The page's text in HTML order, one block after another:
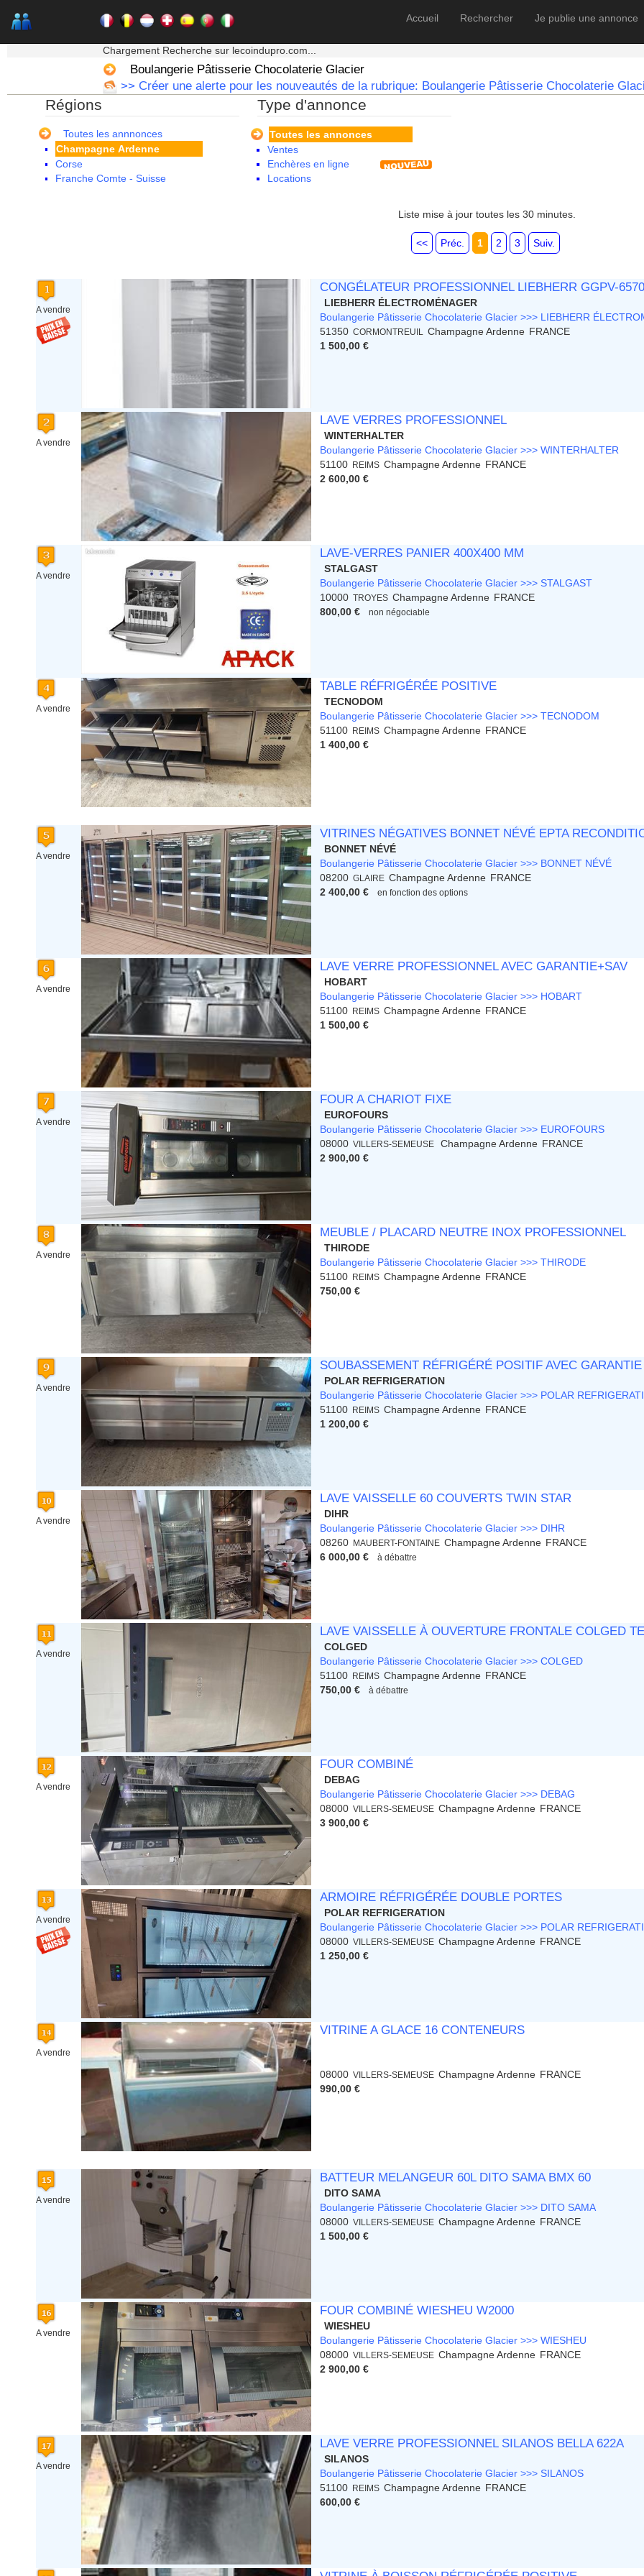
Accueil Rechercher Je publie une annonce
Chargement Recherche sur lecoindupro.com...
Boulangerie Pâtisserie Chocolaterie Glacier
>> Créer une alerte pour les nouveautés de la rubrique: Boulangerie Pâtisserie Chocolaterie
Régions
Toutes les annnonces
Alsace
Basse Normandie
Bourgogne
Bretagne
Centre
Champagne Ardenne
Corse
Franche Comte - Suisse
Limousin
Martinique
Mayotte
Midi Pyrenees - Espagne -
Poitou Charentes
Principauté de Monaco
Provence Alpes Cote d'Azur -
Type d'annonce
Toutes les annonces
Ventes
Enchères en ligne
Locations
Liste mise à jour toutes les 30 minutes.
<< Préc. 1 2 3 Suiv.
A vendre
CONGÉLATEUR PROFESSIONNEL LIEBHERR GGPV-
LIEBHERR ÉLECTROMÉNAGER
Boulangerie Pâtisserie Chocolaterie Glacier >>> LIEBHERR
51350 CORMONTREUIL Champagne Ardenne FRANCE
1 500,00 €
A vendre
LAVE VERRES PROFESSIONNEL
WINTERHALTER
Boulangerie Pâtisserie Chocolaterie Glacier >>> WINTERHALTER
51100
REIMS Champagne Ardenne FRANCE
2 600,00 €
A vendre
LAVE-VERRES PANIER 400X400 MM
STALGAST
Boulangerie Pâtisserie Chocolaterie Glacier >>> STALGAST
10000 TROYES Champagne Ardenne FRANCE
800,00 €
non négociable
A vendre
TABLE RÉFRIGÉRÉE POSITIVE
TECNODOM
Boulangerie Pâtisserie Chocolaterie Glacier >>> TECNODOM
51100
REIMS Champagne Ardenne FRANCE
1 400,00 €
A vendre
VITRINES NÉGATIVES BONNET NÉVÉ EPTA
BONNET NÉVÉ
Boulangerie Pâtisserie Chocolaterie Glacier >>> BONNET NÉVÉ
08200 GLAIRE Champagne Ardenne FRANCE
2 400,00 €
en fonction des options
A vendre
LAVE VERRE PROFESSIONNEL AVEC GARANTIE+SAV
HOBART
Boulangerie Pâtisserie Chocolaterie Glacier >>> HOBART
51100
REIMS Champagne Ardenne FRANCE
1 500,00 €
A vendre
FOUR A CHARIOT FIXE
EUROFOURS
Boulangerie Pâtisserie Chocolaterie Glacier >>> EUROFOURS
08000 VILLERS-SEMEUSE Champagne Ardenne FRANCE
2 900,00 €
A vendre
MEUBLE / PLACARD NEUTRE INOX PROFESSIONNEL
THIRODE
Boulangerie Pâtisserie Chocolaterie Glacier >>> THIRODE
51100
REIMS Champagne Ardenne FRANCE
750,00 €
A vendre
SOUBASSEMENT RÉFRIGÉRÉ POSITIF AVEC
POLAR REFRIGERATION
Boulangerie Pâtisserie Chocolaterie Glacier >>> POLAR
51100
REIMS Champagne Ardenne FRANCE
1 200,00 €
A vendre
LAVE VAISSELLE 60 COUVERTS TWIN STAR
DIHR
Boulangerie Pâtisserie Chocolaterie Glacier >>> DIHR
08260
MAUBERT-FONTAINE Champagne Ardenne FRANCE
6 000,00 €
à débattre
A vendre
LAVE VAISSELLE À OUVERTURE FRONTALE COLGED
COLGED
Boulangerie Pâtisserie Chocolaterie Glacier >>> COLGED
51100
REIMS Champagne Ardenne FRANCE
750,00 €
à débattre
A vendre
FOUR COMBINÉ
DEBAG
Boulangerie Pâtisserie Chocolaterie Glacier >>> DEBAG
08000 VILLERS-SEMEUSE Champagne Ardenne FRANCE
3 900,00 €
A vendre
ARMOIRE RÉFRIGÉRÉE DOUBLE PORTES
POLAR REFRIGERATION
Boulangerie Pâtisserie Chocolaterie Glacier >>> POLAR
08000 VILLERS-SEMEUSE Champagne Ardenne FRANCE
1 250,00 €
A vendre
VITRINE A GLACE 16 CONTENEURS
08000 VILLERS-SEMEUSE Champagne Ardenne FRANCE
990,00 €
A vendre
BATTEUR MELANGEUR 60L DITO SAMA BMX 60
DITO SAMA
Boulangerie Pâtisserie Chocolaterie Glacier >>> DITO SAMA
08000 VILLERS-SEMEUSE Champagne Ardenne FRANCE
1 500,00 €
A vendre
FOUR COMBINÉ WIESHEU W2000
WIESHEU
Boulangerie Pâtisserie Chocolaterie Glacier >>> WIESHEU
08000 VILLERS-SEMEUSE Champagne Ardenne FRANCE
2 900,00 €
A vendre
LAVE VERRE PROFESSIONNEL SILANOS BELLA 622A
SILANOS
Boulangerie Pâtisserie Chocolaterie Glacier >>> SILANOS
51100
REIMS Champagne Ardenne FRANCE
600,00 €